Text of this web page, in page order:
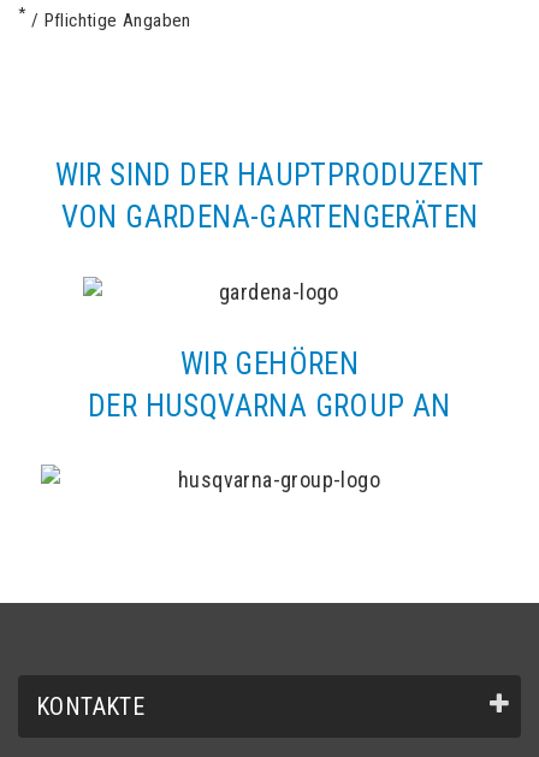
* / Pflichtige Angaben
WIR SIND DER HAUPTPRODUZENT
VON GARDENA-GARTENGERÄTEN
WIR GEHÖREN
DER HUSQVARNA GROUP AN
KONTAKTE